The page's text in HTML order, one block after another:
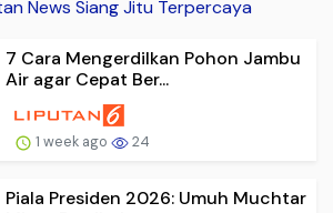
News Siang Jitu Terpercaya
7 Cara Mengerdilkan Pohon Jambu
Air agar Cepat Ber...
1 week ago 24
Piala Presiden 2026: Umuh Muchtar